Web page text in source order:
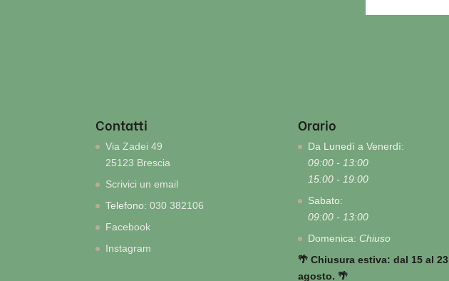
Contatti
Via Zadei 49
25123 Brescia
Scrivici un email
Telefono:030 382106
Facebook
Instagram
Orario
Da Lunedì a Venerdì:
09:00 - 13:00
15:00 - 19:00
Sabato:
09:00 - 13:00
Domenica: Chiuso
🌴 Chiusura estiva: dal 15 al 23
agosto. 🌴